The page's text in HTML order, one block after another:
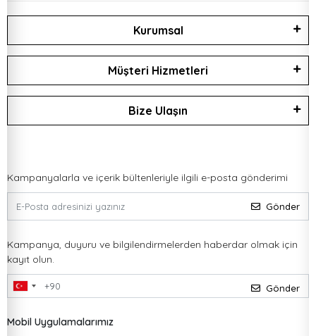
Kurumsal
Müşteri Hizmetleri
Bize Ulaşın
Kampanyalarla ve içerik bültenleriyle ilgili e-posta gönderimi
Gönder
Kampanya, duyuru ve bilgilendirmelerden haberdar olmak için
kayıt olun.
Gönder
Mobil Uygulamalarımız